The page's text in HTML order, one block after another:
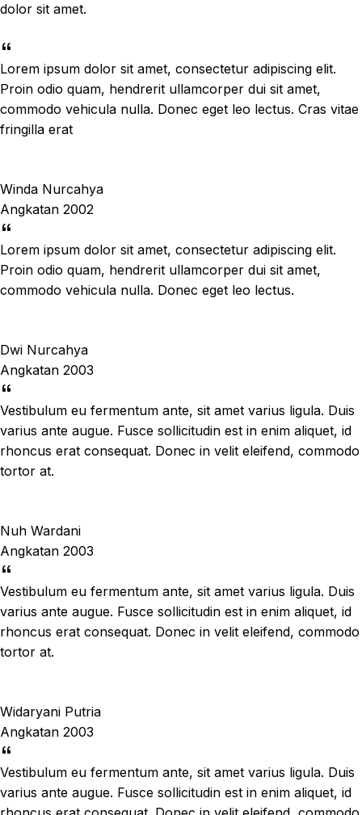
dolor sit amet.
Lorem ipsum dolor sit amet, consectetur adipiscing elit.
Proin odio quam, hendrerit ullamcorper dui sit amet,
commodo vehicula nulla. Donec eget leo lectus. Cras vitae
fringilla erat
Winda Nurcahya
Angkatan 2002
Lorem ipsum dolor sit amet, consectetur adipiscing elit.
Proin odio quam, hendrerit ullamcorper dui sit amet,
commodo vehicula nulla. Donec eget leo lectus.
Dwi Nurcahya
Angkatan 2003
Vestibulum eu fermentum ante, sit amet varius ligula. Duis
varius ante augue. Fusce sollicitudin est in enim aliquet, id
rhoncus erat consequat. Donec in velit eleifend, commodo
tortor at.
Nuh Wardani
Angkatan 2003
Vestibulum eu fermentum ante, sit amet varius ligula. Duis
varius ante augue. Fusce sollicitudin est in enim aliquet, id
rhoncus erat consequat. Donec in velit eleifend, commodo
tortor at.
Widaryani Putria
Angkatan 2003
Vestibulum eu fermentum ante, sit amet varius ligula. Duis
varius ante augue. Fusce sollicitudin est in enim aliquet, id